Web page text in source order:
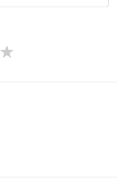
★